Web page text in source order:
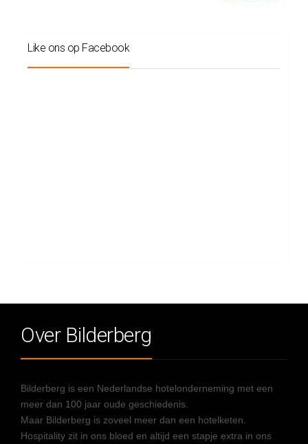
Like ons op Facebook
Over Bilderberg
Bilderberg is een Nederlandse hotelonderneming met een
meer dan 100 jaar oude geschiedenis.
Maar Bilderberg is zoveel meer dan een hotelketen.
Hospitality zit in ons bloed en altijd een stapje extra in ons